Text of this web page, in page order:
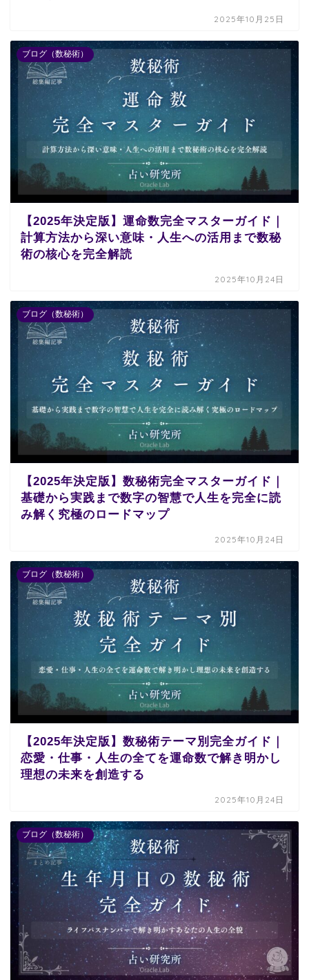
2025年10月25日
ブログ（数秘術）
【2025年決定版】運命数完全マスターガイド｜
計算方法から深い意味・人生への活用まで数秘
術の核心を完全解読
2025年10月24日
ブログ（数秘術）
【2025年決定版】数秘術完全マスターガイド｜
基礎から実践まで数字の智慧で人生を完全に読
み解く究極のロードマップ
2025年10月24日
ブログ（数秘術）
【2025年決定版】数秘術テーマ別完全ガイド｜
恋愛・仕事・人生の全てを運命数で解き明かし
理想の未来を創造する
2025年10月24日
ブログ（数秘術）